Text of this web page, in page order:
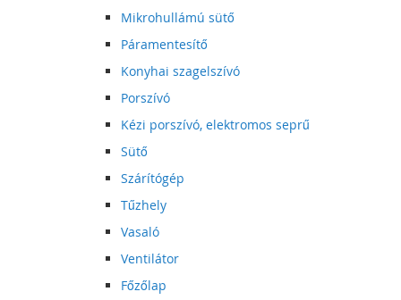
Mikrohullámú sütő
Páramentesítő
Konyhai szagelszívó
Porszívó
Kézi porszívó, elektromos seprű
Sütő
Szárítógép
Tűzhely
Vasaló
Ventilátor
Főzőlap